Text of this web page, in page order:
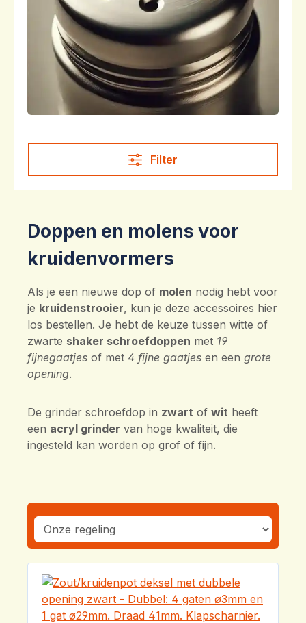
Filter
Doppen en molens voor
kruidenvormers
Als je een nieuwe dop of molen nodig hebt voor
je kruidenstrooier, kun je deze accessoires hier
los bestellen. Je hebt de keuze tussen witte of
zwarte shaker schroefdoppen met 19
fijnegaatjes of met 4 fijne gaatjes en een grote
opening.
De grinder schroefdop in zwart of wit heeft
een acryl grinder van hoge kwaliteit, die
ingesteld kan worden op grof of fijn.